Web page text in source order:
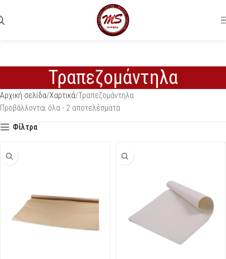
Τραπεζομάντηλα
Αρχική σελίδα Χαρτικά Τραπεζομάντηλα
Προβάλλονται όλα - 2 αποτελέσματα
Φίλτρα